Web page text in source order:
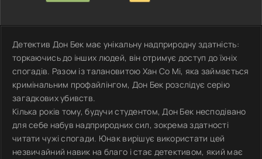
Детектив Дон Бек має унікальну надприродну здатність:
торкаючись до інших людей, він отримує доступ до їхніх
спогадів. Разом із талановитою Хан Со Мі, яка займається
кримінальним профайлінгом, Дон Бек розслідує серію
загадкових убивств.
Кілька років тому, будучи студентом, Дон Бек несподівано
для себе набув надприродних сил, зокрема здатності
читати чужі спогади. Юнак вирішує використати цей
незвичайний навик на благо і стає детективом, який має